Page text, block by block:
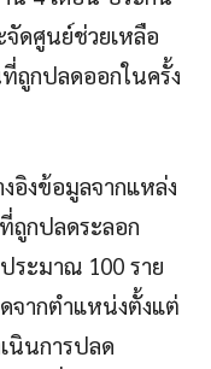
จัดศูนย์ช่วยเหลือ
ถูกปลดออกในครั้ง
อิงข้อมูลจากแหล่ง
ถูกปลดระลอก
ระมาณ 100 ราย
จากตำแหน่งตั้งแต่
นินการปลด